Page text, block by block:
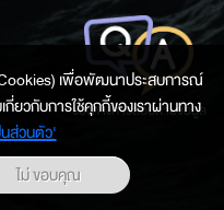
ช่องทางการสอบถามข้อมูล
(Cookies) เพื่อพัฒนาประสบการณ์
ยวกับการใช้คุกกี้ของเราผ่านทาง
นส่วนตัว'
ไม่ ขอบคุณ